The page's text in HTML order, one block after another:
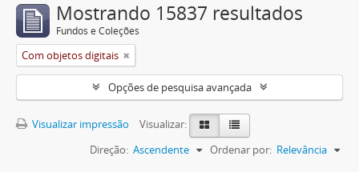
Mostrando 15837 resultados
Fundos e Coleções
Com objetos digitais
Opções de pesquisa avançada
Visualizar impressão
Visualizar:
Ordenar por: Relevância
Direção: Ascendente